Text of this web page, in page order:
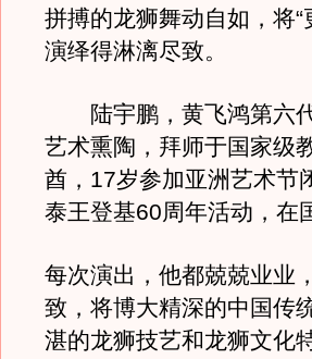
拼搏的龙狮舞动自如，将
演绎得淋漓尽致。
陆宇鹏，黄飞鸿第六代
艺术熏陶，拜师于国家级
酋，17岁参加亚洲艺术节
泰王登基60周年活动，在
每次演出，他都兢兢业业
致，将博大精深的中国传
湛的龙狮技艺和龙狮文化